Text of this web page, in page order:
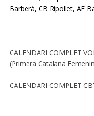
Barberà, CB Ripollet, AE
CALENDARI COMPLET
(Primera Catalana
CALENDARI COMPLET